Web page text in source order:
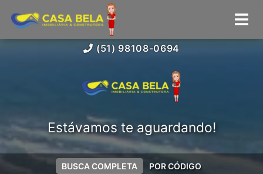
(51) 98108-0694
Estávamos te aguardando!
BUSCA COMPLETA POR CÓDIGO